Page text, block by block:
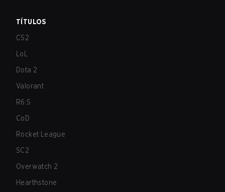
TÍTULOS
CS2
LoL
Dota 2
Valorant
R6:S
CoD
Rocket League
SC2
Overwatch 2
Hearthstone